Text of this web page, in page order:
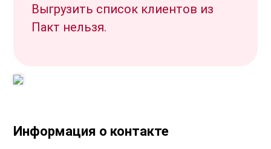
Выгрузить список клиентов из
Пакт нельзя.
Информация о контакте